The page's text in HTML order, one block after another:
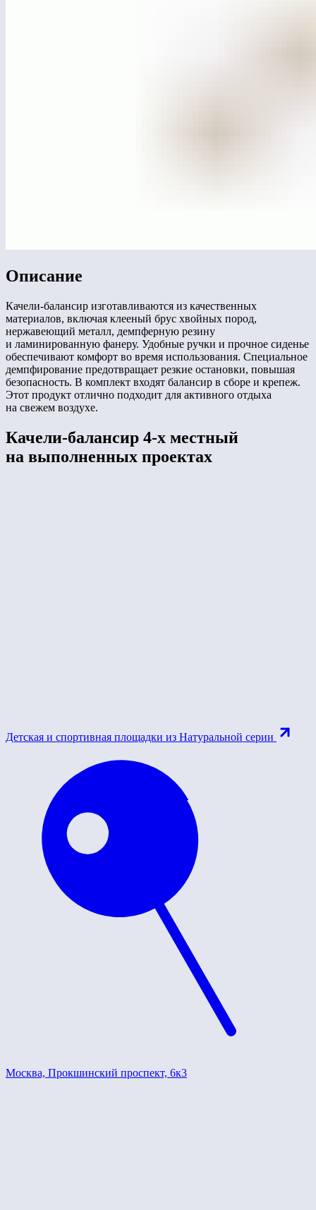
Описание
Качели-балансир изготавливаются из качественных
материалов, включая клееный брус хвойных пород,
нержавеющий металл, демпферную резину
и ламинированную фанеру. Удобные ручки и прочное сиденье
обеспечивают комфорт во время использования. Специальное
демпфирование предотвращает резкие остановки, повышая
безопасность. В комплект входят балансир в сборе и крепеж.
Этот продукт отлично подходит для активного отдыха
на свежем воздухе.
Качели-балансир 4-х местный
на выполненных проектах
Детская и спортивная площадки из Натуральной серии
Москва, Прокшинский проспект, 6к3